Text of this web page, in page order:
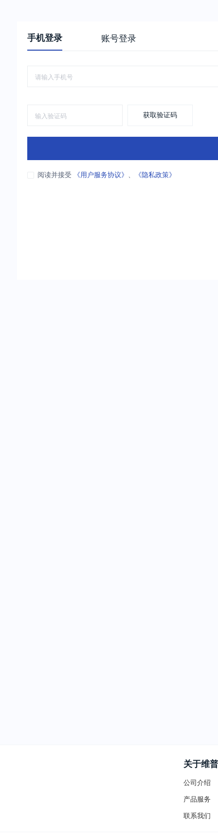
手机登录 账号登录
获取验证码
阅读并接受 《用户服务协议》 、 《隐私政策》
关于维普
公司介绍
产品服务
联系我们